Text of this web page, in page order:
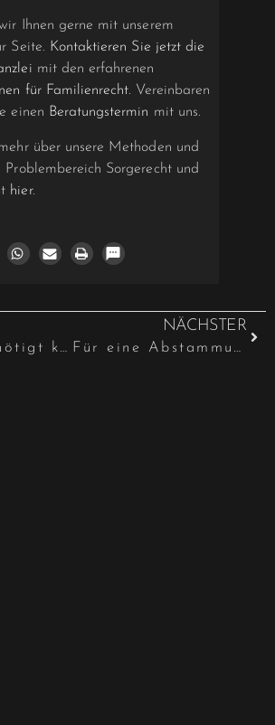
Ihnen gerne mit unserem
Seite. Kontaktieren Sie jetzt die
mit den erfahrenen
für Familienrecht. Vereinbaren
einen Beratungstermin mit uns.
über unsere Methoden und
Problembereich Sorgerecht und
hier.
Betreuer benötigt keine betreuungsgerichtliche Genehmigung für Corona-Impfung
NÄCHSTER
Für eine Abstammungsklage ist keine Kostenübernahmeerklärung des Vaters nötig